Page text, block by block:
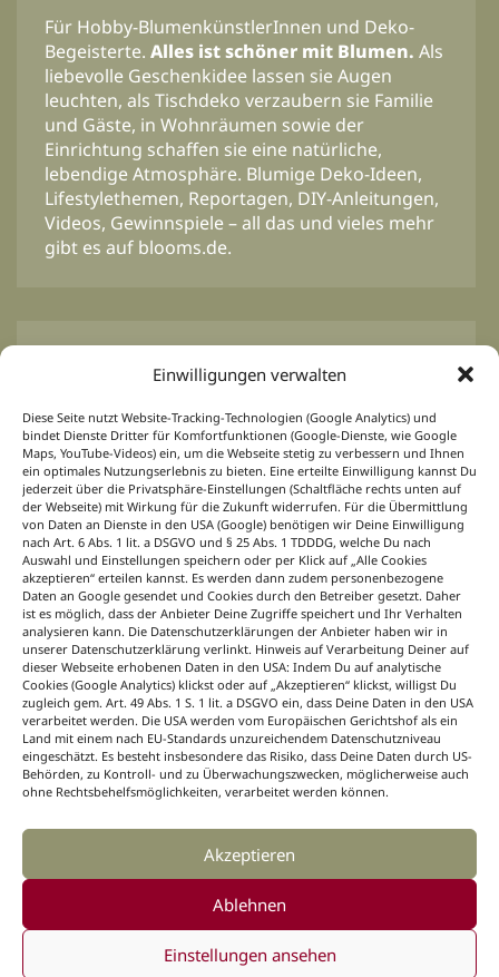
Einwilligungen verwalten
Diese Seite nutzt Website-Tracking-Technologien (Google Analytics) und
bindet Dienste Dritter für Komfortfunktionen (Google-Dienste, wie Google
Maps, YouTube-Videos) ein, um die Webseite stetig zu verbessern und Ihnen
ein optimales Nutzungserlebnis zu bieten. Eine erteilte Einwilligung kannst Du
jederzeit über die Privatsphäre-Einstellungen (Schaltfläche rechts unten auf
der Webseite) mit Wirkung für die Zukunft widerrufen. Für die Übermittlung
von Daten an Dienste in den USA (Google) benötigen wir Deine Einwilligung
nach Art. 6 Abs. 1 lit. a DSGVO und § 25 Abs. 1 TDDDG, welche Du nach
Auswahl und Einstellungen speichern oder per Klick auf „Alle Cookies
akzeptieren“ erteilen kannst. Es werden dann zudem personenbezogene
Daten an Google gesendet und Cookies durch den Betreiber gesetzt. Daher
ist es möglich, dass der Anbieter Deine Zugriffe speichert und Ihr Verhalten
analysieren kann. Die Datenschutzerklärungen der Anbieter haben wir in
unserer Datenschutzerklärung verlinkt. Hinweis auf Verarbeitung Deiner auf
dieser Webseite erhobenen Daten in den USA: Indem Du auf analytische
Cookies (Google Analytics) klickst oder auf „Akzeptieren“ klickst, willigst Du
zugleich gem. Art. 49 Abs. 1 S. 1 lit. a DSGVO ein, dass Deine Daten in den USA
verarbeitet werden. Die USA werden vom Europäischen Gerichtshof als ein
Land mit einem nach EU-Standards unzureichendem Datenschutzniveau
eingeschätzt. Es besteht insbesondere das Risiko, dass Deine Daten durch US-
Behörden, zu Kontroll- und zu Überwachungszwecken, möglicherweise auch
ohne Rechtsbehelfsmöglichkeiten, verarbeitet werden können.
Akzeptieren
Ablehnen
Einstellungen ansehen
Für Hobby-BlumenkünstlerInnen und Deko-
Begeisterte. Alles ist schöner mit Blumen. Als
liebevolle Geschenkidee lassen sie Augen
leuchten, als Tischdeko verzaubern sie Familie
und Gäste, in Wohnräumen sowie der
Einrichtung schaffen sie eine natürliche,
lebendige Atmosphäre. Blumige Deko-Ideen,
Lifestylethemen, Reportagen, DIY-Anleitungen,
Videos, Gewinnspiele – all das und vieles mehr
gibt es auf blooms.de.
BLOOM’s Professional
Von Profis für Profis.
Inspirationen für das
floristische Tagesgeschäft, Ideen und Konzepte
für Event-, Hochzeits-, Trauer- und
Saisonfloristik, passend zu jedem Anlass und
für jede Jahreszeit. Dazu News aus der Branche
immer aktuell, sieben Tage die Woche unter
dem B+ Icon bei BLOOM’s Professional
auf blooms.de.
Floristik lernen
Mit Wissen zum Floristik-Profi.Wie wird ein
Blumenstrauß gebunden? Welche Gesteckarten
gibt es? Auf welche Techniken kommt es beim
Arbeiten mit Blumen und Pflanzen an? Das und
vieles mehr bietet die floristische Nachschlage-
Sammlung „Floristik lernen“ unter dem B+ Icon
©2026, BLOOM's GmbH